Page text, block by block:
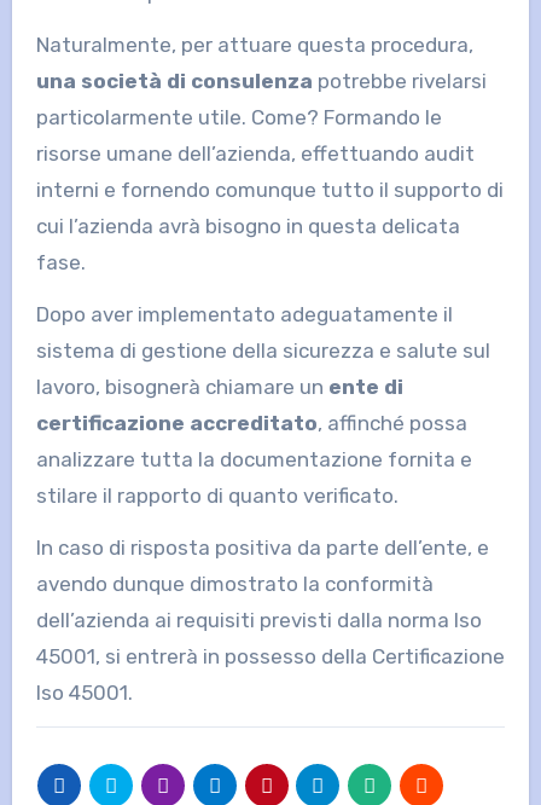
Naturalmente, per attuare questa procedura,
una società di consulenza potrebbe rivelarsi
particolarmente utile. Come? Formando le
risorse umane dell’azienda, effettuando audit
interni e fornendo comunque tutto il supporto di
cui l’azienda avrà bisogno in questa delicata
fase.
Dopo aver implementato adeguatamente il
sistema di gestione della sicurezza e salute sul
lavoro, bisognerà chiamare un ente di
certificazione accreditato, affinché possa
analizzare tutta la documentazione fornita e
stilare il rapporto di quanto verificato.
In caso di risposta positiva da parte dell’ente, e
avendo dunque dimostrato la conformità
dell’azienda ai requisiti previsti dalla norma Iso
45001, si entrerà in possesso della Certificazione
Iso 45001.